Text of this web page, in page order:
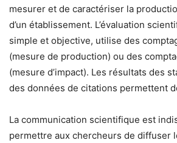
mesurer et de caractériser la
d’un établissement. L’évaluation
simple et objective, utilise des
(mesure de production) ou des
(mesure d’impact). Les résultats des
des données de citations permettent
La communication scientifique est
permettre aux chercheurs de diffuser